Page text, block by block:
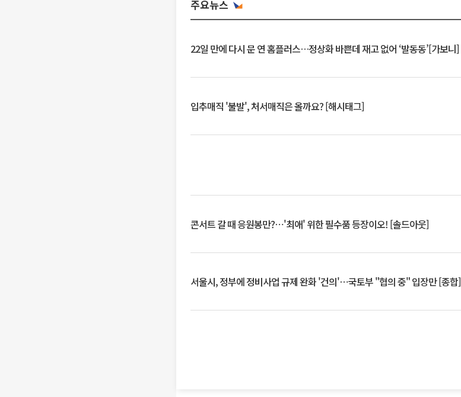
주요뉴스
22일 만에 다시 문 연 홈플러스…정상화 바쁜데 재고 없어 ‘발동동’[가보니]
입추매직 '불발', 처서매직은 올까요? [해시태그]
콘서트 갈 때 응원봉만?⋯'최애' 위한 필수품 등장이오! [솔드아웃]
서울시, 정부에 정비사업 규제 완화 '건의'⋯국토부 "협의 중" 입장만 [종합]